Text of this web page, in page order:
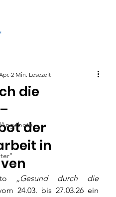
die
der
in
2 Min. Lesezeit
„Gesund durch die
24.03. bis 27.03.26 ein